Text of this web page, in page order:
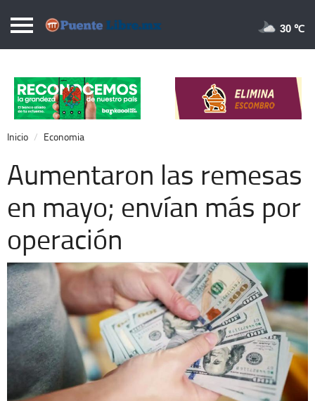
Puentelibre.mx
Local
Nacional
Opinión
Cronos
Economía
Deportes
Extra +
30 ℃
Inicio Economia
Aumentaron las remesas
en mayo; envían más por
operación